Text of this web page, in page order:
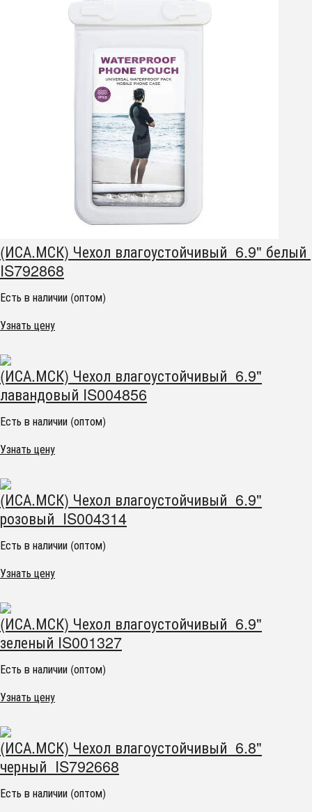
(ИСА.МСК) Чехол влагоустойчивый 6.9" белый
IS792868
Есть в наличии (оптом)
Узнать цену
(ИСА.МСК) Чехол влагоустойчивый 6.9"
лавандовый IS004856
Есть в наличии (оптом)
Узнать цену
(ИСА.МСК) Чехол влагоустойчивый 6.9"
розовый IS004314
Есть в наличии (оптом)
Узнать цену
(ИСА.МСК) Чехол влагоустойчивый 6.9"
зеленый IS001327
Есть в наличии (оптом)
Узнать цену
(ИСА.МСК) Чехол влагоустойчивый 6.8"
черный IS792668
Есть в наличии (оптом)